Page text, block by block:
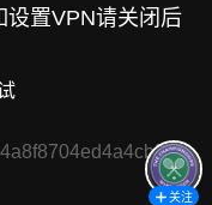
设置VPN请关闭后
关注